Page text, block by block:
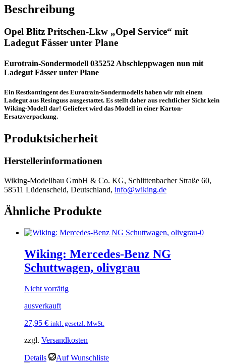
Beschreibung
Opel Blitz Pritschen-Lkw „Opel Service“ mit
Ladegut Fässer unter Plane
Eurotrain-Sondermodell 035252 Abschleppwagen nun mit
Ladegut Fässer unter Plane
Ein Restkontingent des Eurotrain-Sondermodells haben wir mit einem
Ladegut aus Resinguss ausgestattet. Es stellt daher aus rechtlicher Sicht kein
Wiking-Modell dar! Geliefert wird das Modell in einer Karton-
Ersatzverpackung.
Produktsicherheit
Herstellerinformationen
Wiking-Modellbau GmbH & Co. KG, Schlittenbacher Straße 60,
58511 Lüdenscheid, Deutschland, info@wiking.de
Ähnliche Produkte
Wiking: Mercedes-Benz NG
Schuttwagen, olivgrau
Nicht vorrätig
ausverkauft
27,95 € inkl. gesetzl. MwSt.
zzgl. Versandkosten
Details Auf Wunschliste